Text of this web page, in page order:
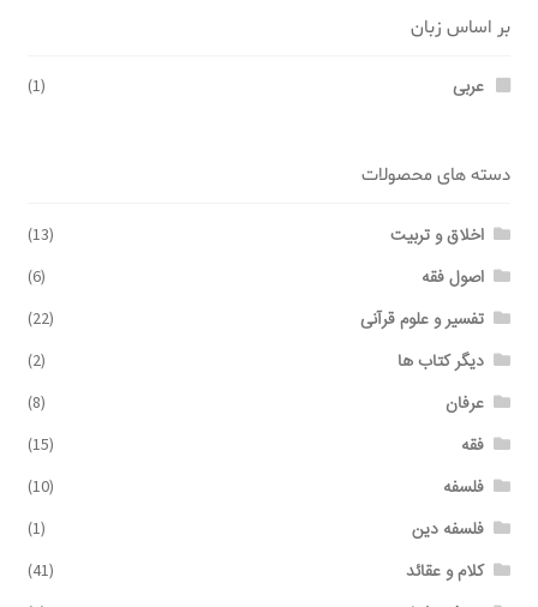
بر اساس زبان
عربی (1)
دسته های محصولات
اخلاق و تربیت (13)
اصول فقه (6)
تفسیر و علوم قرآنی (22)
دیگر کتاب ها (2)
عرفان (8)
فقه (15)
فلسفه (10)
فلسفه دین (1)
کلام و عقائد (41)